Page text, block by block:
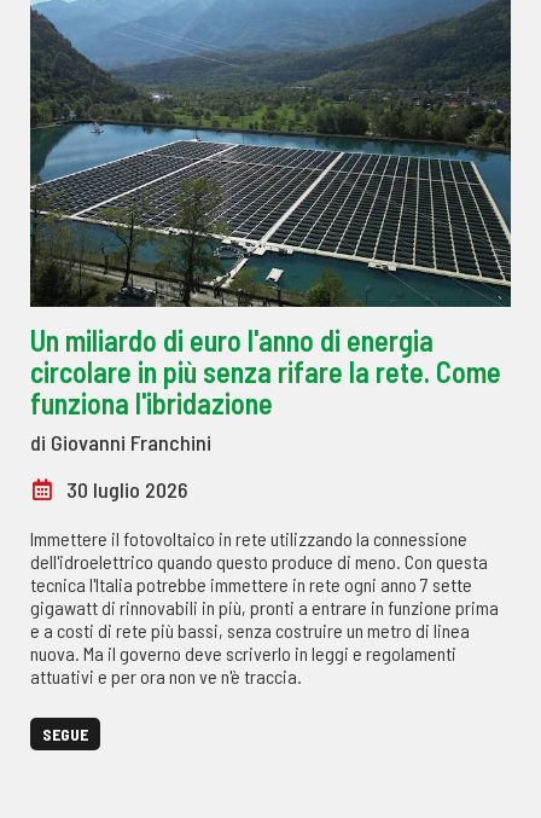
Un miliardo di euro l'anno di energia
circolare in più senza rifare la rete. Come
funziona l'ibridazione
di Giovanni Franchini
30 luglio 2026
Immettere il fotovoltaico in rete utilizzando la connessione
dell'idroelettrico quando questo produce di meno. Con questa
tecnica l'Italia potrebbe immettere in rete ogni anno 7 sette
gigawatt di rinnovabili in più, pronti a entrare in funzione prima
e a costi di rete più bassi, senza costruire un metro di linea
nuova. Ma il governo deve scriverlo in leggi e regolamenti
attuativi e per ora non ve n'è traccia.
SEGUE